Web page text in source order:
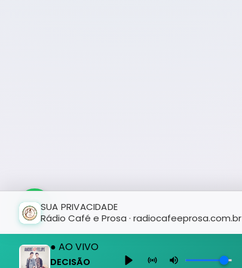
● AO VIVO
DECISÃO
SUA PRIVACIDADE
Rádio Café e Prosa · radiocafeeprosa.com.br